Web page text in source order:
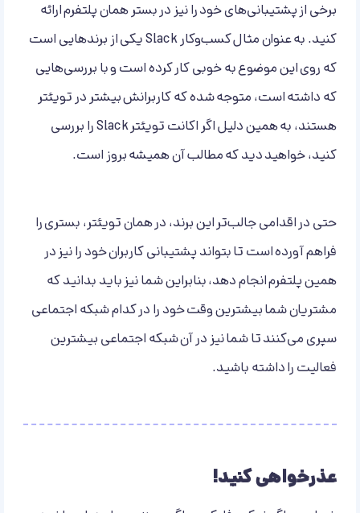
برخی از پشتیبانی‌های خود را نیز در بستر همان پلتفرم ارائه
کنید. به عنوان مثال کسب‌وکار Slack یکی از برندهایی است
که روی این موضوع به خوبی کار کرده است و با بررسی‌هایی
که داشته است، متوجه شده که کاربرانش بیشتر در تویئتر
هستند، به همین دلیل اگر اکانت تویئتر Slack را بررسی
کنید، خواهید دید که مطالب آن همیشه بروز است.
حتی در اقدامی جالب‌تر این برند، در همان تویئتر، بستری را
فراهم آورده است تا بتواند پشتیبانی کاربران خود را نیز در
همین پلتفرم انجام دهد، بنابراین شما نیز باید بدانید که
مشتریان شما بیشترین وقت خود را در کدام شبکه اجتماعی
سپری می‌کنند تا شما نیز در آن شبکه اجتماعی بیشترین
فعالیت را داشته باشید.
عذرخواهی کنید!